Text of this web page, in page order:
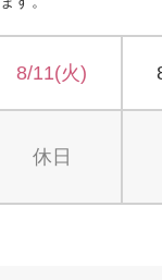
8/11(火)
休日